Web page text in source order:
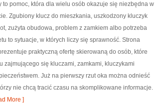
to pomoc, która dla wielu osób okazuje się niezbędna w
Zgubiony klucz do mieszkania, uszkodzony kluczyk
zużyta obudowa, problem z zamkiem albo potrzeba
to sytuacje, w których liczy się sprawność. Strona
praktyczną ofertę skierowaną do osób, które
zajmującego się kluczami, zamkami, kluczykami
Już na pierwszy rzut oka można odnieść
nie chcą tracić czasu na skomplikowane informacje.
More ]